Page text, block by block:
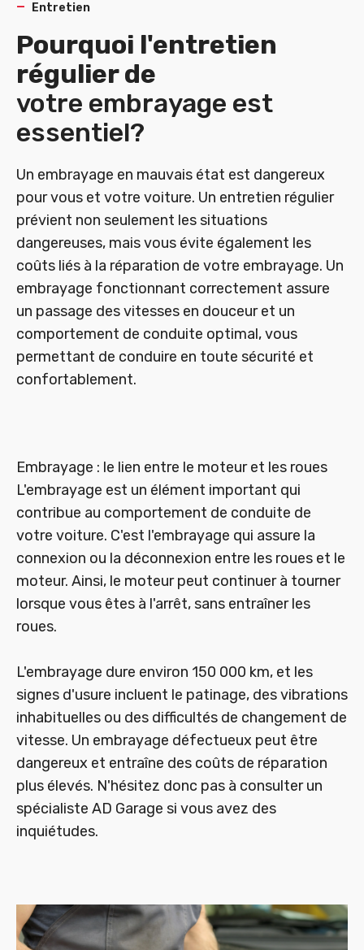
Entretien
Pourquoi l'entretien
régulier de
votre embrayage est
essentiel?
Un embrayage en mauvais état est dangereux
pour vous et votre voiture. Un entretien régulier
prévient non seulement les situations
dangereuses, mais vous évite également les
coûts liés à la réparation de votre embrayage. Un
embrayage fonctionnant correctement assure
un passage des vitesses en douceur et un
comportement de conduite optimal, vous
permettant de conduire en toute sécurité et
confortablement.
Embrayage : le lien entre le moteur et les roues
L'embrayage est un élément important qui
contribue au comportement de conduite de
votre voiture. C'est l'embrayage qui assure la
connexion ou la déconnexion entre les roues et le
moteur. Ainsi, le moteur peut continuer à tourner
lorsque vous êtes à l'arrêt, sans entraîner les
roues.
L'embrayage dure environ 150 000 km, et les
signes d'usure incluent le patinage, des vibrations
inhabituelles ou des difficultés de changement de
vitesse. Un embrayage défectueux peut être
dangereux et entraîne des coûts de réparation
plus élevés. N'hésitez donc pas à consulter un
spécialiste AD Garage si vous avez des
inquiétudes.